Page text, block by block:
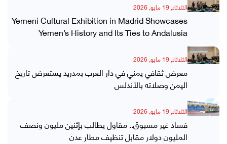
الثلاثاء, 19 مايو, 2026
Yemeni Cultural Exhibition in Madrid Showcases
Yemen’s History and Its Ties to Andalusia
الثلاثاء, 19 مايو, 2026
معرض ثقافي يمني في دار العرب بمدريد يستعرض تاريخ
اليمن وصلاته بالأندلس
الثلاثاء, 19 مايو, 2026
فساد غير مسبوق.. مقاول يطالب بإثنين مليون ونصف
المليون دولار مقابل تنظيف مطار عدن